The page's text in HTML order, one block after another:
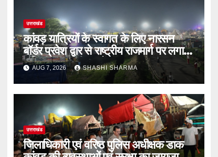
उत्तराखंड
कांवड़ यात्रियों के स्वागत के लिए नारसन
बॉर्डर प्रवेश द्वार से राष्ट्रीय राजमार्ग पर लगाई
गई रंगीन एलईडी लाइटें
AUG 7, 2026 SHASHI SHARMA
उत्तराखंड
जिलाधिकारी एवं वरिष्ठ पुलिस अधीक्षक डाक